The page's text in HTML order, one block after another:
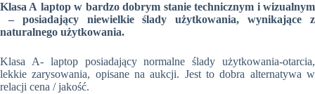
Klasa A laptop w bardzo dobrym stanie technicznym i wizualnym
– posiadający niewielkie ślady użytkowania, wynikające z
naturalnego użytkowania.
Klasa A- laptop posiadający normalne ślady użytkowania-otarcia,
lekkie zarysowania, opisane na aukcji. Jest to dobra alternatywa w
relacji cena / jakość.